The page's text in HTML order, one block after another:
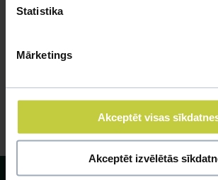
Statistika
Mārketings
Akceptēt visas
Akceptēt izvēlētās
Atbild Veterinārārsts,